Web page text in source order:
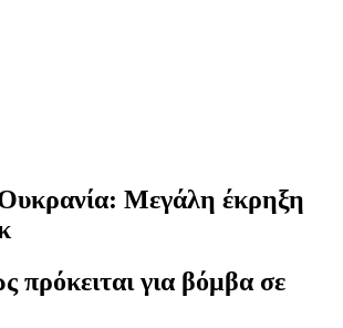
Μεγάλη έκρηξη
πρόκειται για βόμβα σε